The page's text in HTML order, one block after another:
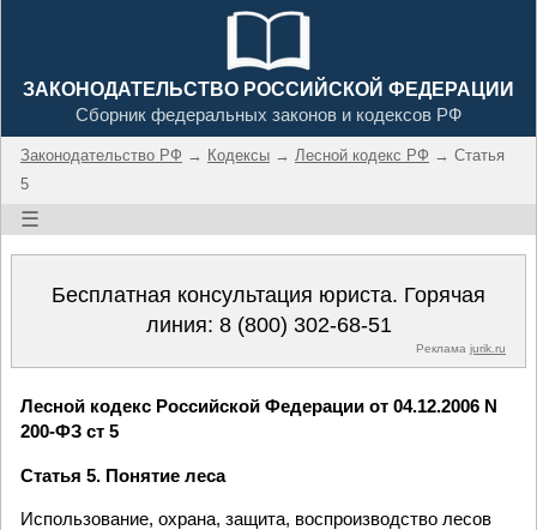
ЗАКОНОДАТЕЛЬСТВО РОССИЙСКОЙ ФЕДЕРАЦИИ
Сборник федеральных законов и кодексов РФ
Законодательство РФ → Кодексы → Лесной кодекс РФ → Статья
5
☰
Бесплатная консультация юриста. Горячая
линия: 8 (800) 302-68-51
Реклама jurik.ru
Лесной кодекс Российской Федерации от 04.12.2006 N
200-ФЗ ст 5
Статья 5. Понятие леса
Использование, охрана, защита, воспроизводство лесов